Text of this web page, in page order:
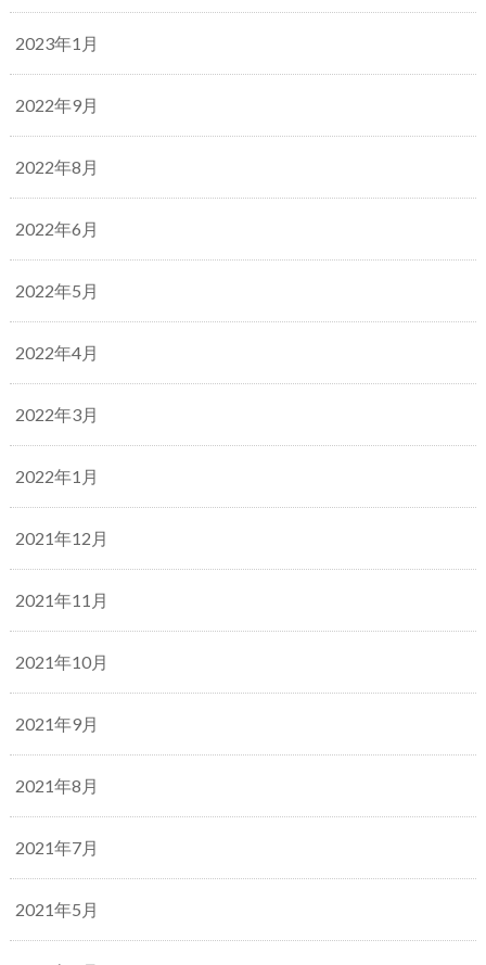
2023年1月
2022年9月
2022年8月
2022年6月
2022年5月
2022年4月
2022年3月
2022年1月
2021年12月
2021年11月
2021年10月
2021年9月
2021年8月
2021年7月
2021年5月